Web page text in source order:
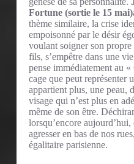
Fortune (sortie le 15 mai)
thème similaire, la crise
empoisonné par le désir
voulant soigner son propre
fils, s’empêtre dans une
pense immédiatement au
cage que peut représenter
appartient plus, une peau,
visage qui n’est plus en
même de son être.
lorsqu’encore
agresser en bas de nos
égalitaire parisienne.